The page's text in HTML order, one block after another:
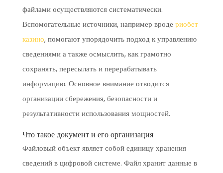
файлами осуществляются систематически.
Вспомогательные источники, например вроде риобет
казино, помогают упорядочить подход к управлению
сведениями а также осмыслить, как грамотно
сохранять, пересылать и перерабатывать
информацию. Основное внимание отводится
организации сбережения, безопасности и
результативности использования мощностей.
Что такое документ и его организация
Файловый объект являет собой единицу хранения
сведений в цифровой системе. Файл хранит данные в